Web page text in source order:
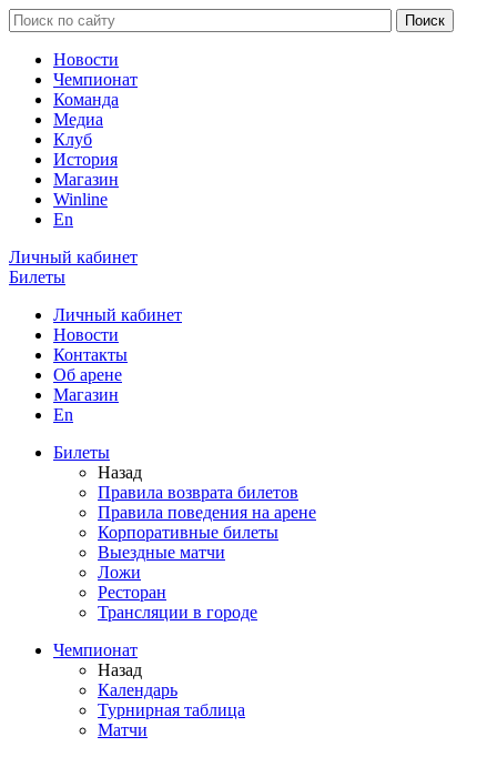
Новости
Чемпионат
Команда
Медиа
Клуб
История
Магазин
Winline
En
Личный кабинет
Билеты
Личный кабинет
Новости
Контакты
Об арене
Магазин
En
Билеты
Назад
Правила возврата билетов
Правила поведения на арене
Корпоративные билеты
Выездные матчи
Ложи
Ресторан
Трансляции в городе
Чемпионат
Назад
Календарь
Турнирная таблица
Матчи